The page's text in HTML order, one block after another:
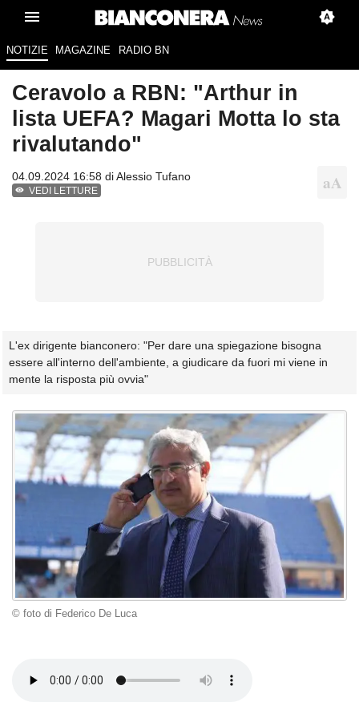
NOTIZIE MAGAZINE RADIO BN
Ceravolo a RBN: "Arthur in
lista UEFA? Magari Motta lo sta
rivalutando"
04.09.2024 16:58 diAlessio Tufano
VEDI LETTURE
L'ex dirigente bianconero: "Per dare una spiegazione bisogna
essere all'interno dell'ambiente, a giudicare da fuori mi viene in
mente la risposta più ovvia"
© foto di Federico De Luca